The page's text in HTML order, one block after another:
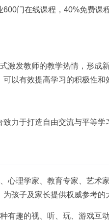
600门在线课程，40%免费课
激发教师的教学热情，形成
以有效提高学习的积极性和
力于打造自由交流与平等学
心理学家、教育专家、艺术
孩子及家长提供权威参考的
有趣的视、听、玩、游戏互